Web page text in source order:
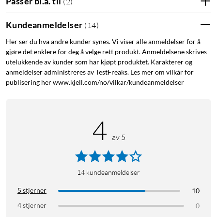
Kundeanmeldelser ( 14)
Her ser du hva andre kunder synes. Vi viser alle anmeldelser for å
gjøre det enklere for deg å velge rett produkt. Anmeldelsene skrives
utelukkende av kunder som har kjøpt produktet. Karakterer og
anmeldelser administreres av TestFreaks. Les mer om vilkår for
publisering her www.kjell.com/no/vilkar/kundeanmeldelser
4 av 5
14 kundeanmeldelser
5 stjerner
10
4 stjerner
0